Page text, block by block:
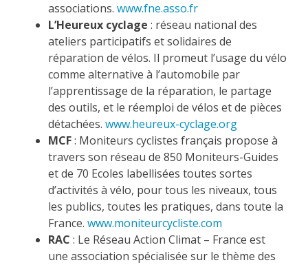
associations. www.fne.asso.fr
L’Heureux cyclage : réseau national des
ateliers participatifs et solidaires de
réparation de vélos. Il promeut l’usage du vélo
comme alternative à l’automobile par
l’apprentissage de la réparation, le partage
des outils, et le réemploi de vélos et de pièces
détachées. www.heureux-cyclage.org
MCF: Moniteurs cyclistes français propose à
travers son réseau de 850 Moniteurs-Guides
et de 70 Ecoles labellisées toutes sortes
d’activités à vélo, pour tous les niveaux, tous
les publics, toutes les pratiques, dans toute la
France. www.moniteurcycliste.com
RAC : Le Réseau Action Climat – France est
une association spécialisée sur le thème des